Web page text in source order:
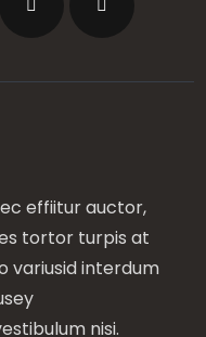
effiitur auctor,
tortor turpis at
variusid interdum
nisi.